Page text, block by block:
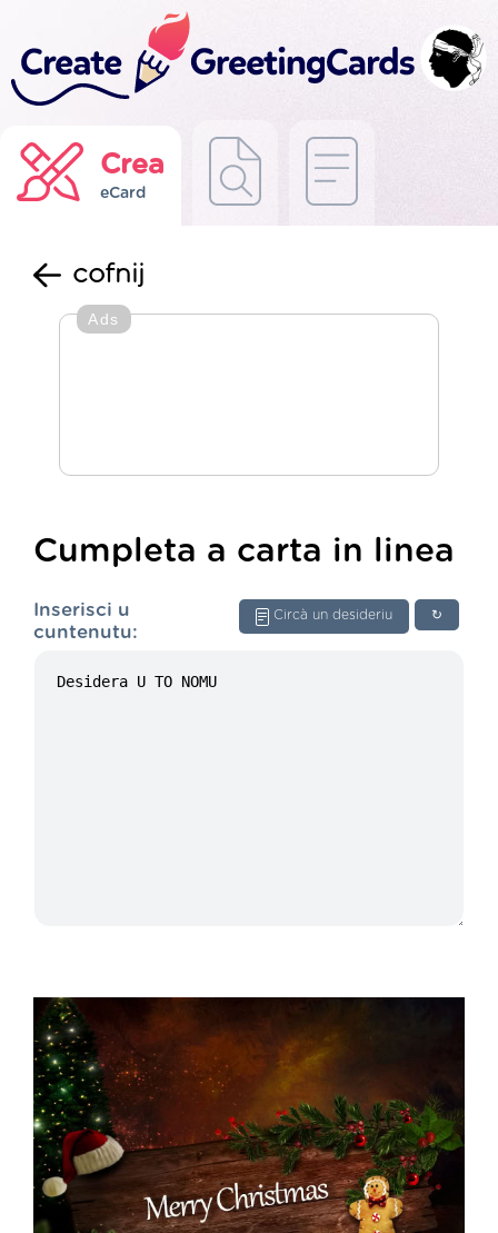
Crea
eCard
cofnij
Ads
Cumpleta a carta in linea
↻
Circà un desideriu
Inserisci u
cuntenutu: